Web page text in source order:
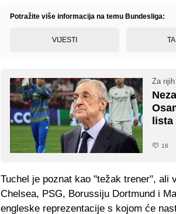
Potražite više informacija na temu Bundesliga:
VIJESTI
Za
lista
16
Tuchel je poznat kao "težak trener", ali
Chelsea, PSG, Borussiju Dortmund i
engleske reprezentacije s kojom će